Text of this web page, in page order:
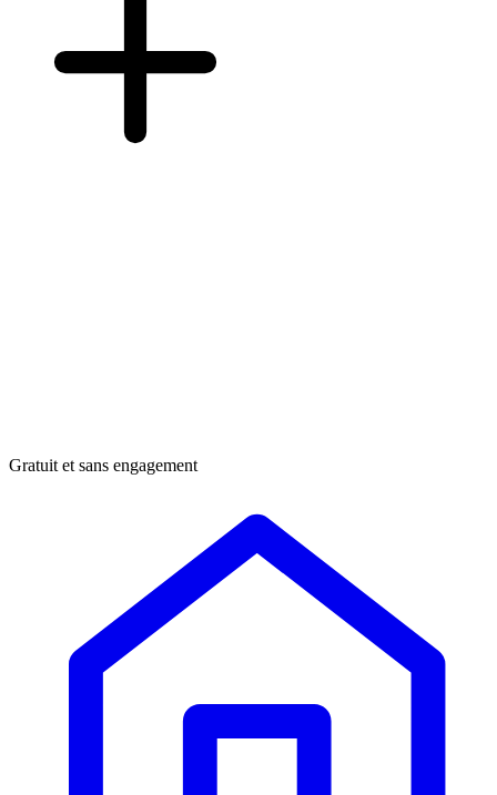
Gratuit et sans engagement